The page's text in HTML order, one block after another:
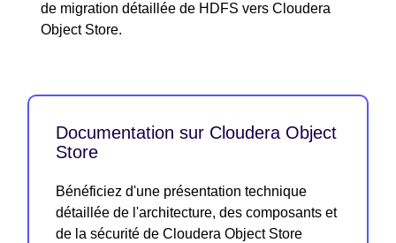
de migration détaillée de HDFS vers Cloudera
Object Store.
Documentation sur Cloudera Object
Store
Bénéficiez d'une présentation technique
détaillée de l'architecture, des composants et
de la sécurité de Cloudera Object Store